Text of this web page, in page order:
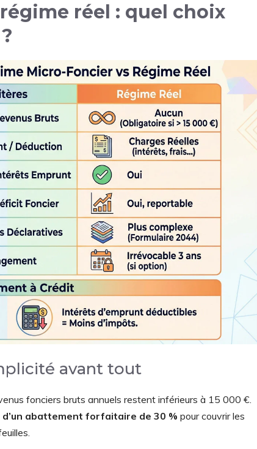
réel : quel choix
avant tout
fonciers bruts annuels restent inférieurs à 15 000 €.
abattement forfaitaire de 30 % pour couvrir les